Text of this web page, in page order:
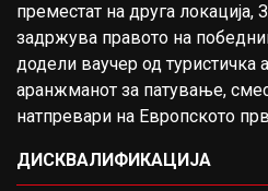
преместат на друга локација,
задржува правото на
додели ваучер од туристичка
аранжманот за патување,
натпревари на Европското
ДИСКВАЛИФИКАЦИЈА